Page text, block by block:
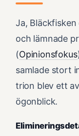
Ja, Bläckfisken
och lämnade
(Opinionsfokus
samlade stort
trion blev ett
ögonblick.